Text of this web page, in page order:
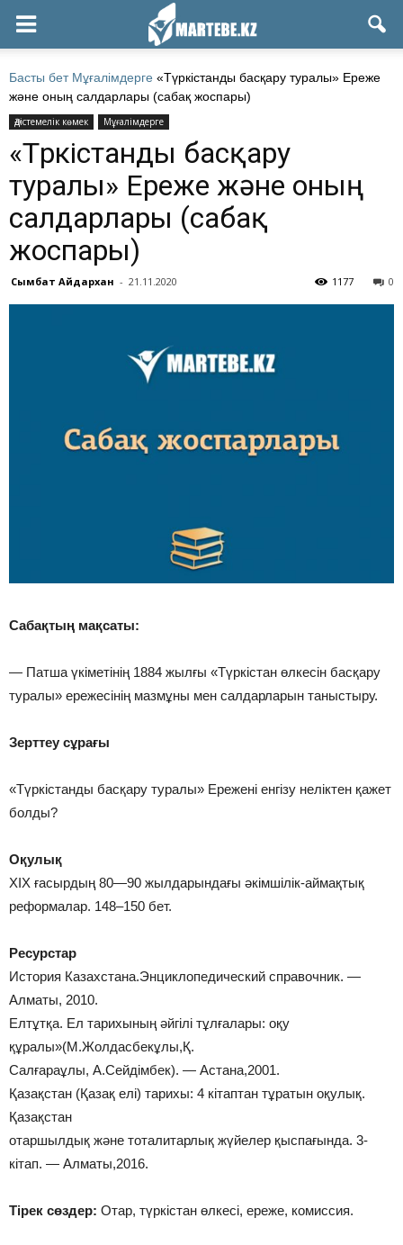
Басты бет Мұғалімдерге «Түркістанды басқару туралы» Ереже
және оның салдарлары (сабақ жоспары)
Әдістемелік көмек Мұғалімдерге
«Түркістанды басқару
туралы» Ереже және оның
салдарлары (сабақ
жоспары)
Сымбат Айдархан - 21.11.2020 0
1177
Сабақтың мақсаты:
— Патша үкіметінің 1884 жылғы «Түркістан өлкесін басқару
туралы» ережесінің мазмұны мен салдарларын таныстыру.
Зерттеу сұрағы
«Түркістанды басқару туралы» Ережені енгізу неліктен қажет
болды?
Оқулық
ХІХ ғасырдың 80—90 жылдарындағы әкімшілік-аймақтық
реформалар. 148–150 бет.
Ресурстар
История Казахстана.Энциклопедический справочник. —
Алматы, 2010.
Елтұтқа. Ел тарихының әйгілі тұлғалары: оқу
құралы»(М.Жолдасбекұлы,Қ.
Салғараұлы, А.Сейдімбек). — Астана,2001.
Қазақстан (Қазақ елі) тарихы: 4 кітаптан тұратын оқулық.
Қазақстан
отаршылдық және тоталитарлық жүйелер қыспағында. 3-
кітап. — Алматы,2016.
Тірек сөздер: Отар, түркістан өлкесі, ереже, комиссия.